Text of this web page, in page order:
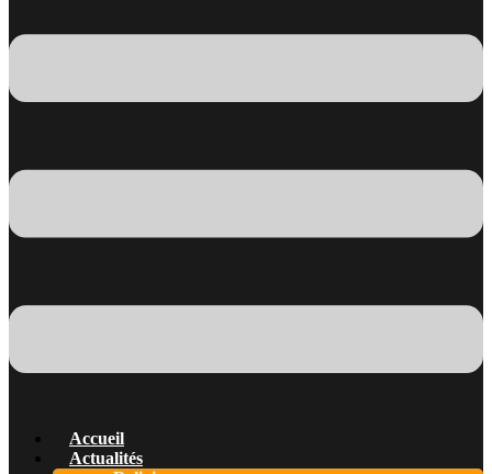
Accueil
Actualités